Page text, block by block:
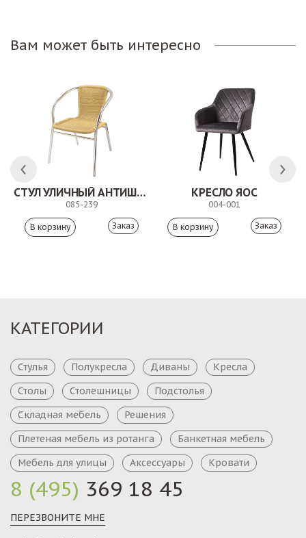
Вам может быть интересно
СТУЛ УЛИЧНЫЙ АНТИШОН
085-239
Заказ
КРЕСЛО ЯОС
004-001
Заказ
8 (495) 369 18 45
ПЕРЕЗВОНИТЕ МНЕ
КАТЕГОРИИ
Стулья Полукресла Диваны
Кресла
Столы
Столешницы
Подстолья
Складная мебель
Решения
Плетеная мебель из ротанга
Банкетная мебель
Мебель для улицы
Аксессуары Кровати